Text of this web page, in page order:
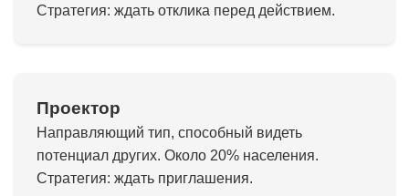
Стратегия: ждать отклика перед действием.
Проектор
Направляющий тип, способный видеть
потенциал других. Около 20% населения.
Стратегия: ждать приглашения.